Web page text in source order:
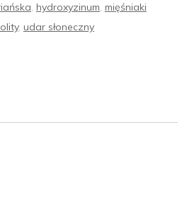
, hydroxyzinum, mięśniaki
, udar słoneczny